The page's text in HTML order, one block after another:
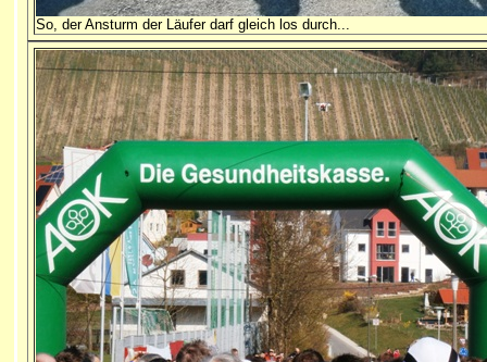
So, der Ansturm der Läufer darf gleich los durch...